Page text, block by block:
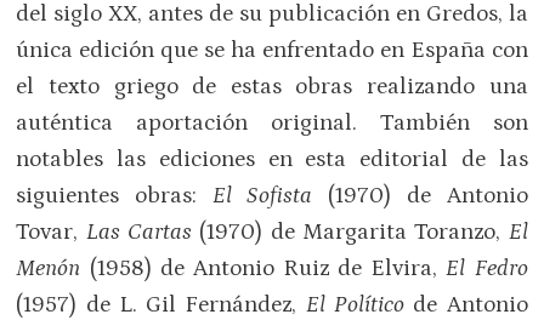
del siglo XX, antes de su publicación en Gredos, la
única edición que se ha enfrentado en España con
el texto griego de estas obras realizando una
auténtica aportación original. También son
notables las ediciones en esta editorial de las
siguientes obras: El Sofista (1970) de Antonio
Tovar, Las Cartas (1970) de Margarita Toranzo, El
Menón (1958) de Antonio Ruiz de Elvira,El Fedro
(1957) de L. Gil Fernández, El Político de Antonio